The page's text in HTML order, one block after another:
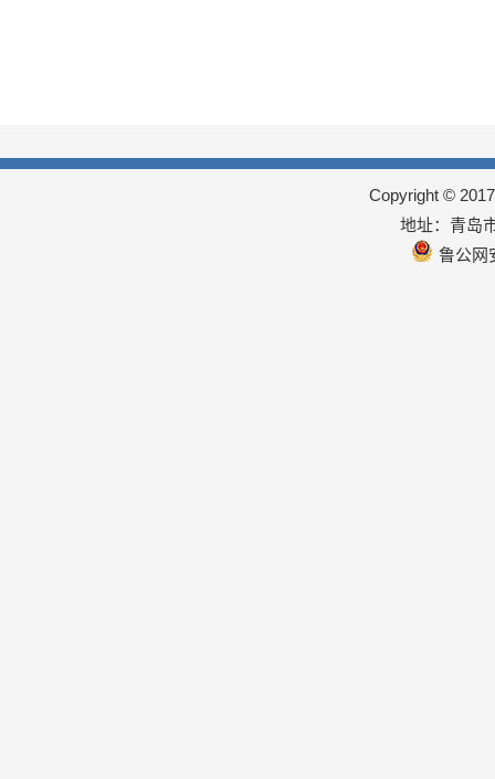
Copyright ©
地址：青岛
鲁公网